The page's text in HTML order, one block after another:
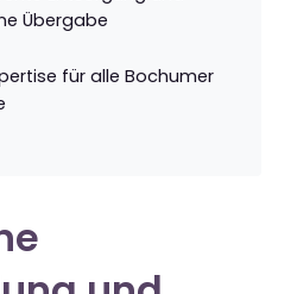
Übergabe
für alle Bochumer